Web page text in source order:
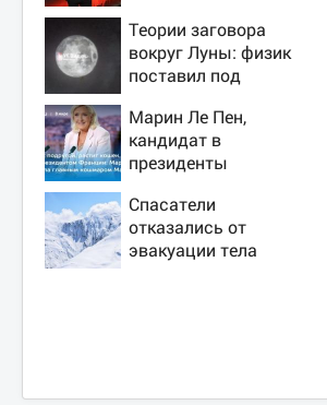
подтвердила роман
Бондарчука и
Исаковой
Теории заговора
вокруг Луны: физик
поставил под
NASA
Марин Ле Пен,
кандидат в
президенты
биография, личная
жизнь, как
относится к России
Спасатели
отказались от
эвакуации тела